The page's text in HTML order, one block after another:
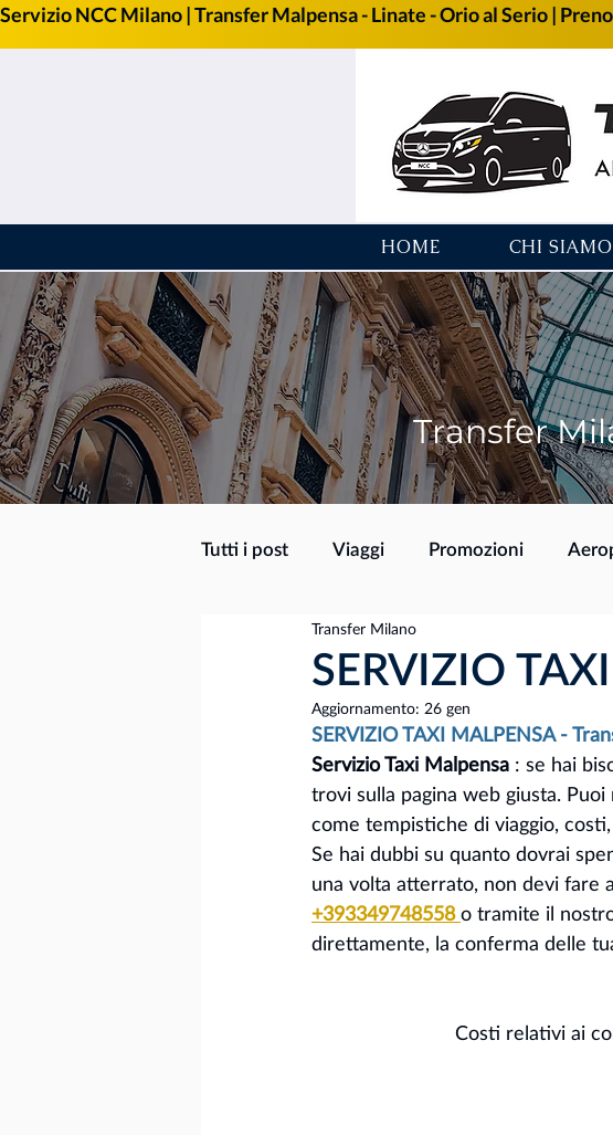
Servizio NCC Milano | Transfer Malpensa - Linate - Orio al Serio |
HOME CHI SIAMO
Transfer
Tutti i post Viaggi Promozioni
SERVIZIO
Transfer Milano
Aggiornamento: 26 gen
SERVIZIO TAXI MALPENSA -
Servizio Taxi Malpensa : se hai
trovi sulla pagina web giusta.
come tempistiche di viaggio,
Se hai dubbi su quanto dovrai
una volta atterrato, non devi fare
+393349748558 o tramite il
direttamente, la conferma delle